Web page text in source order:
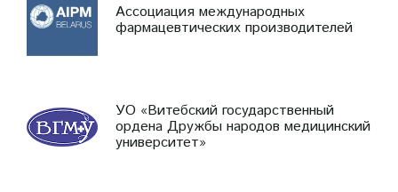
Ассоциация международных
фармацевтических производителей
УО «Витебский государственный
ордена Дружбы народов медицинский
университет»